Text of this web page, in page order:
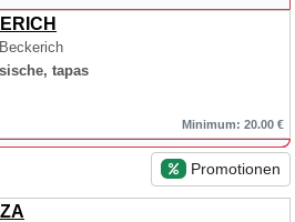
tapas
Minimum: 20.00 €
Promotionen